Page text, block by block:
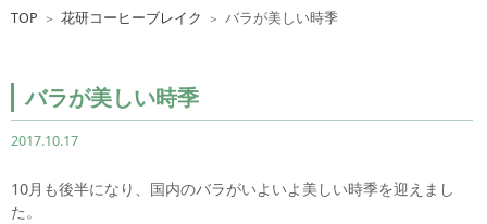
TOP ＞ 花研コーヒーブレイク ＞ バラが美しい時季
バラが美しい時季
2017.10.17
10月も後半になり、国内のバラがいよいよ美しい時季を迎えまし
た。